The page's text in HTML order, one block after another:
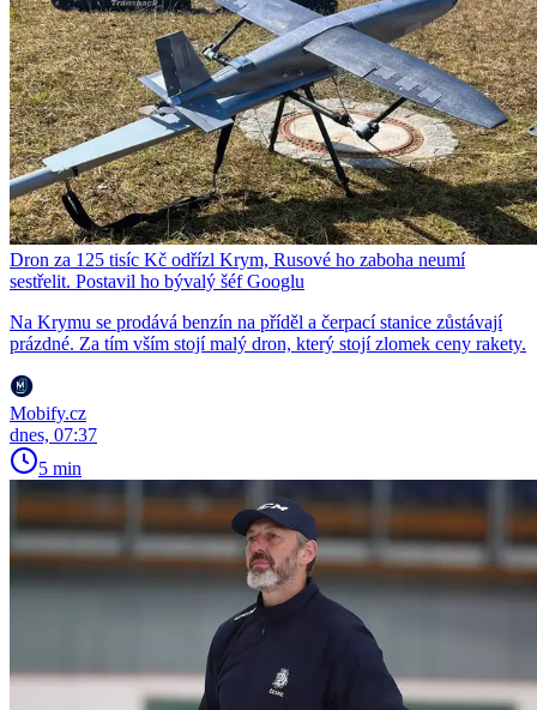
Dron za 125 tisíc Kč odřízl Krym, Rusové ho zaboha neumí
sestřelit. Postavil ho bývalý šéf Googlu
Na Krymu se prodává benzín na příděl a čerpací stanice zůstávají
prázdné. Za tím vším stojí malý dron, který stojí zlomek ceny rakety.
Mobify.cz
dnes, 07:37
5 min